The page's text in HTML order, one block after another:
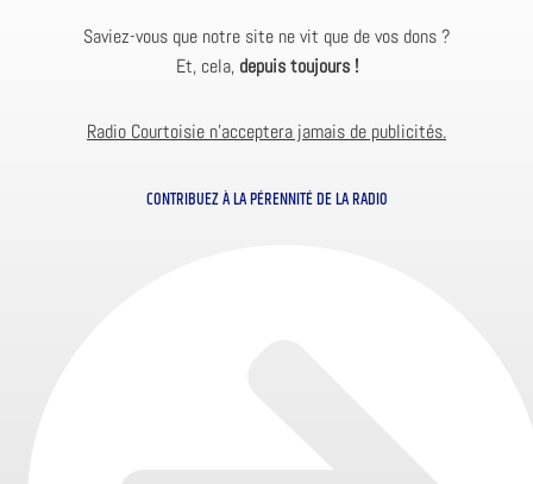
Saviez-vous que notre site ne vit que de vos dons ?
Et, cela, depuis toujours !
Radio Courtoisie n’acceptera jamais de publicités.
CONTRIBUEZ À LA PÉRENNITÉ DE LA RADIO